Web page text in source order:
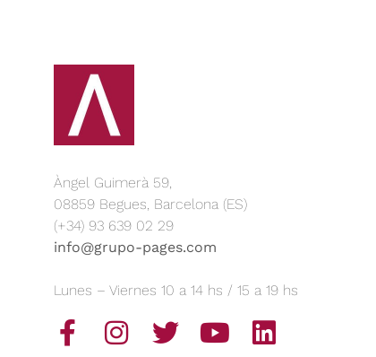
Àngel Guimerà 59,
08859 Begues, Barcelona (ES)
(+34) 93 639 02 29
info@grupo-pages.com
Lunes – Viernes 10 a 14 hs / 15 a 19 hs